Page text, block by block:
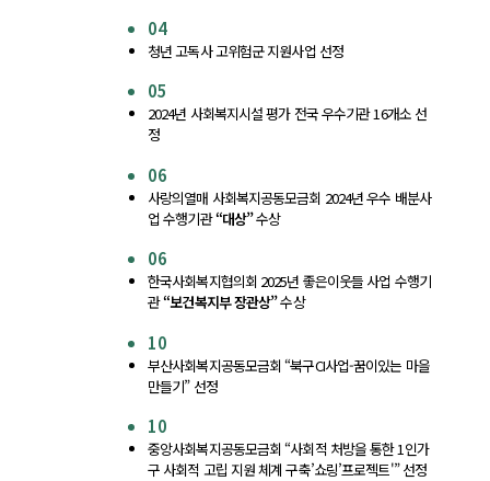
04
청년 고독사 고위험군 지원사업 선정
05
2024년 사회복지시설 평가 전국 우수기관 16개소 선
정
06
사랑의열매 사회복지공동모금회 2024년 우수 배분사
업 수행기관“대상”수상
06
한국사회복지협의회 2025년 좋은이웃들 사업 수행기
관“보건복지부 장관상”수상
10
부산사회복지공동모금회 “북구CI사업-꿈이있는 마을
만들기” 선정
10
중앙사회복지공동모금회 “사회적 처방을 통한 1인가
구 사회적 고립 지원 체계 구축’쇼링’프로젝트'” 선정